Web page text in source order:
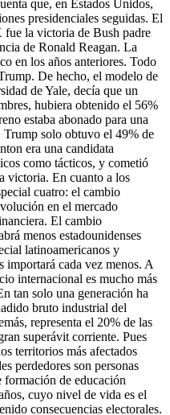
que, en Estados Unidos,
presidenciales seguidas. El
la victoria de Bush padre
de Ronald Reagan. La
en los años anteriores. Todo
De hecho, el modelo de
de Yale, decía que un
hubiera obtenido el 56%
estaba abonado para una
solo obtuvo el 49% de
era una candidata
como tácticos, y cometió
victoria. En cuanto a los
cuatro: el cambio
en el mercado
El cambio
menos estadounidenses
latinoamericanos y
importará cada vez menos. A
internacional es mucho más
tan solo una generación ha
bruto industrial del
representa el 20% de las
superávit corriente. Pues
territorios más afectados
perdedores son personas
formación de educación
cuyo nivel de vida es el
consecuencias electorales.